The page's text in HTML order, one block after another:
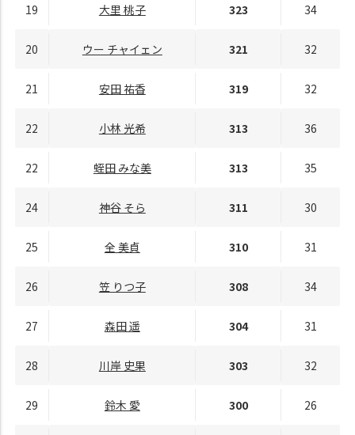
19 大里 桃子 323 34
20 ウー チャイェン 321 32
21 安田 祐香 319 32
22 小林 光希 313 36
22 蛭田 みな美 313 35
24 神谷 そら 311 30
25 全 美貞 310 31
26 笠 りつ子 308 34
27 森田 遥 304 31
28 川岸 史果 303 32
29 鈴木 愛 300 26